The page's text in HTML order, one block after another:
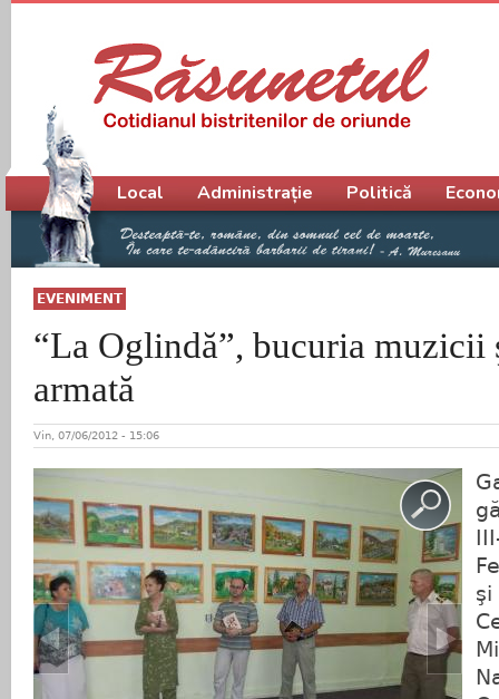
EVENIMENT
“La Oglindă”, bucuria muzicii
armată
Vin, 07/06/2012 - 15:06
şi
Meniu principal
Local Administrație Politică